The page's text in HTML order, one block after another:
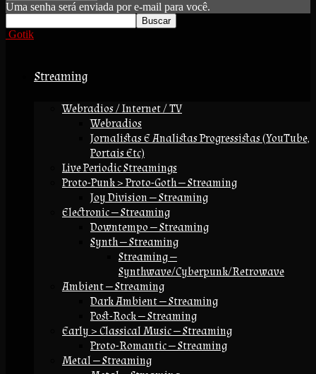
Uma senha será enviada por e-mail para você.
Gotik
Streaming
Webradios / Internet / TV
Webradios
Jornalistas E Analistas Progressistas (YouTube,
Portais Etc)
Live Periodic Streamings
Proto-Punk > Proto-Goth — Streaming
Joy Division — Streaming
Electronic — Streaming
Downtempo — Streaming
Synth — Streaming
Streaming —
Synthwave/Cyberpunk/Retrowave
Ambient — Streaming
Dark Ambient — Streaming
Post-Rock — Streaming
Early > Classical Music — Streaming
Proto-Romantic — Streaming
Metal — Streaming